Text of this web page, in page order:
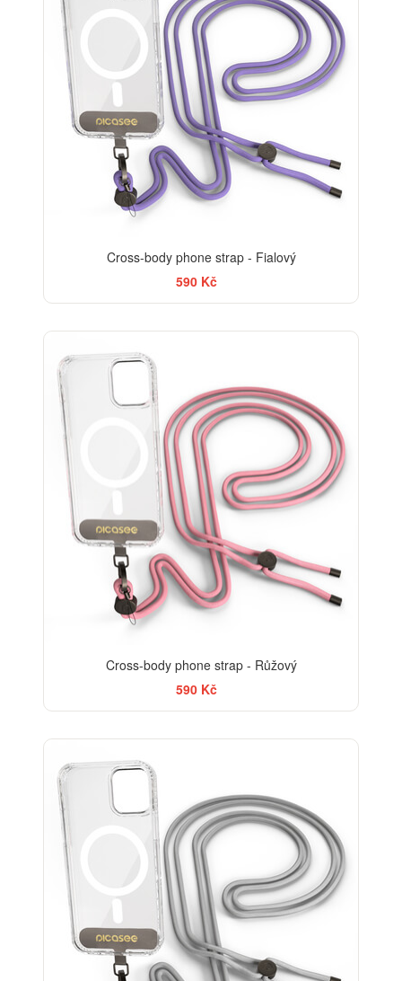
Cross-body phone strap - Fialový
590 Kč
Cross-body phone strap - Růžový
590 Kč